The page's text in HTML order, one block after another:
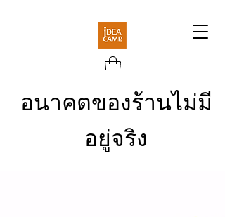
อนาคตของร้านไม่มี
อยู่จริง